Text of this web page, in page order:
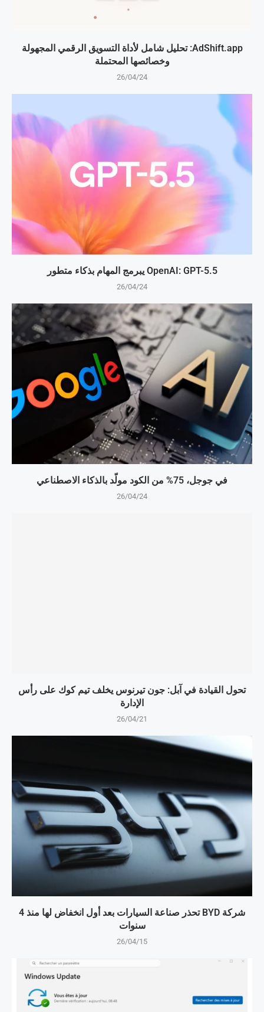
AdShift.app: تحليل شامل لأداة التسويق الرقمي المجهولة
وخصائصها المحتملة
26/04/24
OpenAI: GPT-5.5 يبرمج المهام بذكاء متطور
26/04/24
في جوجل، 75% من الكود مولّد بالذكاء الاصطناعي
26/04/24
تحول القيادة في آبل: جون تيرنوس يخلف تيم كوك على رأس
الإدارة
26/04/21
شركة BYD تحذر صناعة السيارات بعد أول انخفاض لها منذ 4
سنوات
26/04/15